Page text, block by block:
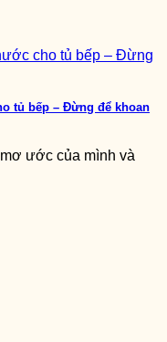
tủ bếp – Đừng để khoan
ước của mình và